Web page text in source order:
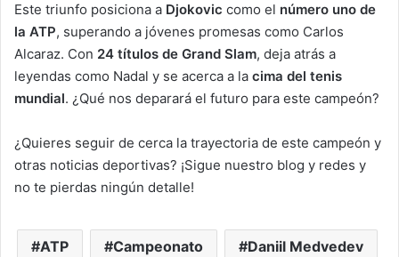
Este triunfo posiciona a Djokovic como el número uno de
la ATP, superando a jóvenes promesas como Carlos
Alcaraz. Con 24 títulos de Grand Slam, deja atrás a
leyendas como Nadal y se acerca a la cima del tenis
mundial. ¿Qué nos deparará el futuro para este campeón?
¿Quieres seguir de cerca la trayectoria de este campeón y
otras noticias deportivas? ¡Sigue nuestro blog y redes y
no te pierdas ningún detalle!
ATP Campeonato Daniil Medvedev